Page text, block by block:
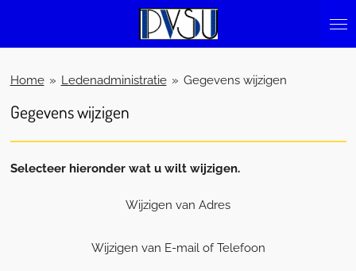
naar
hoofdinhoud
Home » Ledenadministratie » Gegevens wijzigen
Gegevens wijzigen
Selecteer hieronder wat u wilt wijzigen.
Wijzigen van Adres
Wijzigen van E-mail of Telefoon